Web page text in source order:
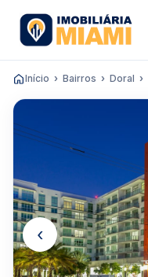
Início Bairros Doral
‹